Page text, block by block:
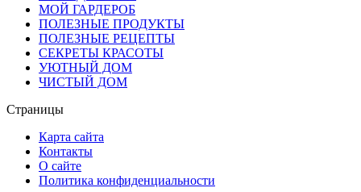
МОЙ ГАРДЕРОБ
ПОЛЕЗНЫЕ ПРОДУКТЫ
ПОЛЕЗНЫЕ РЕЦЕПТЫ
СЕКРЕТЫ КРАСОТЫ
УЮТНЫЙ ДОМ
ЧИСТЫЙ ДОМ
Страницы
Карта сайта
Контакты
О сайте
Политика конфиденциальности